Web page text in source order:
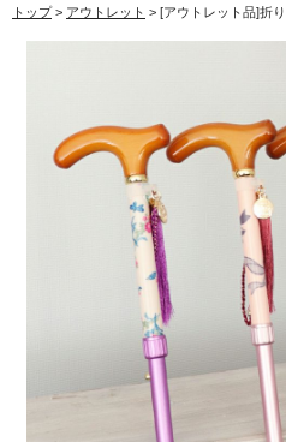
トップ アウトレット [アウトレット品]折